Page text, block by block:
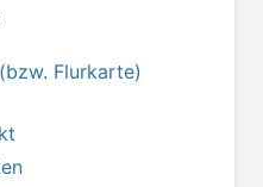
Flurkarte)